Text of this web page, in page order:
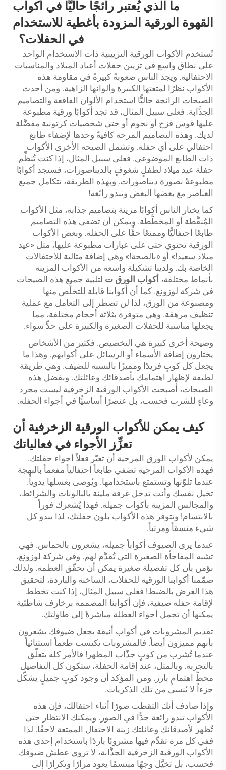
ما الذي يُعتبر رائجًا حاليًّا في أكواب
القهوة الورقية المزودة بأغطية للاستخدام
في الحفلات؟
تُستخدم الأكواب الورقية التزيينية ذات الاستخدام الواحد
على نطاق واسع في تزيين حفلات أعياد الميلاد والمناسبات
الاحتفالية. ويجد الناس صعوبةً كبيرةً في مقاومة هذه
الأكواب نظرًا لمتعتها الكبيرة وألوانها الزاهية. ومن أحدث
الصيحات الرائجة حاليًّا استخدام الألوان الفاقعة والتصاميم
الجذَّابة. فعلى سبيل المثال، قد تجد أكوابًا ورقية مطبوعة
عليها قوس قزح أو نجوم أو حتى شخصيات كرتونية مفضَّلة
لديك. وهذه التصاميم المرحة كافيةٌ وحدها لإضفاء طابع
احتفالي على أي حفلة. وتشمل الصيحة الأخرى الأكواب
ذات الطابع الموضوعي. فعلى سبيل المثال، إذا كنت تُنظِّم
حفلة عيد ميلاد لطفلٍ شغوفٍ بالديناصورات، فستجد أكوابًا
مطبوعةً بصورة ديناصورات. وبهذه الطريقة، تتكامل جميع
العناصر مع بعضها البعض وتبدو رائعة!
كما يختار الناس أكوابًا مزينة بتصاميم جذابة، مثل الأكواب
المُنقَّطة أو المخطَّطة. ويمكن أن تضفي هذه التصاميم
طابعًا احتفاليًّا وممتعًا حقًّا على الحفلة. وبعض الأكواب
الورقية تحتوي حتى على عبارات مطبوعة عليها، مثل «عيد
ميلاد سعيد!» أو «بالصحة!» وهي إضافة مثالية للاحتفالات
الخاصة بك. ولدينا تشكيلة واسعة من الأكواب المزينة
بأنماط مختلفة، أكواب الورق ت لتلبية جميع هذه الصيحات
في شركة لوزونغ. كما أن أكوابنا قابلة للتخلُّص منها
ومصنوعة من الورق، لذا لن تضطر إلى التعامل مع عملية
تنظيف مرهقة. وهي متوفرة بثلاثة أحجام مختلفة، مما
يجعلها مناسبة للحفلات الصغيرة والكبيرة على حدٍّ سواء.
وصيحة أخرى كبيرة هي التخصيص. فكثير من الأشخاص
يختارون إضافة الأسماء أو الرسائل على أكوابهم. وهذا ما
يجعل كل كوبٍ فريدًا ومميزًا بالنسبة للضيف. وهي طريقة
لطيفة لإظهار اهتمامك بأصدقائك وعائلتك. وبفضل هذه
الصيحات، أصبحت الأكواب الورقية الزخرفية ليست مجرد
وعاءٍ للشرب فحسب، بل عنصرًا أساسيًّا في أجواء الحفلة.
كيف يمكن للأكواب الورقية الزخرفية أن
تعزِّز الأجواء في فعالياتك
يمكن لأكواب الورق المرحية أن تغيّر فعلاً أجواء حفلتك.
فهذه الأكواب المرحية تضفي طابعاً احتفالياً مفعماً بالبهجة
عندما تلوّنها وتستمتع باستخدامها. ويُوصى بغسلها يدوياً.
تخيل نفسك وأنت تدخل غرفة مليئة بالبالونات والشرائط،
والمجالس المزينة بأكواب جميلة. فهذا يُشعرك فوراً
بالابتسام! وتتوفر هذه الأكواب بلون حفلتك، لذا يبدو كل
شيء منسقاً ومرتباً.
عندما يرى الضيوف أكواباً جميلة، يشعرون بالحماس. فهي
تشبه المفاجأة الصغيرة التي تُقدَّم لهم. وفي شركة لوزونغ،
نؤمن بأن كل تفصيلة صغيرة يمكن أن تحقّق العظمة. ولذلك
صمّمنا أكوابنا الورقية للحفلات، الساخنة والباردة، لتحقيق
هذا الغرض بالضبط! فعلى سبيل المثال، إذا كنت تخطط
لإقامة حفلة صيفية، فإن أكوابنا المصممة بزخارف شاطئية
يمكنها أن تحمل أجواء العطلة مباشرةً إلى طاولتك.
تقديم المشروبات في أكواب أنيقة يجعل ضيوفك يشعرون
بأنهم مميزون أيضاً. فالمشروبات تكتسب طعماً استثنائياً
عندما تُشرب من كوبٍ جذّاب المظهر! فالأمر كله يتعلّق
بالتجربة. وبالمثل، عند إقامة الحفلة، ستكون كل التفاصيل
محطّ اهتمامٍ بارز. ومن المؤكد أن وجود كوبٍ جميلٍ يشكّل
جزءاً لا يُنسى من تلك الذكريات.
وإذا صادف أنك التقطت صورًا أثناء احتفالك، فإن هذه
الأكواب تبدو رائعة جدًّا في الصور. ويمكنك الانتظار حتى
تُظهر لأصدقائك وعائلتك زينة الاحتفال الممتعة لاحقًا. لذا
ففي كل مرة تقدِّم فيها مشروبًا باردًا باستخدام إحدى هذه
الأكواب الورقية الزخرفية الجذَّابة، لا تروي عطش ضيوفك
فحسب، بل تخيَّل وجهًا مبتسمًا يعود مرارًا وتكرارًا إلى